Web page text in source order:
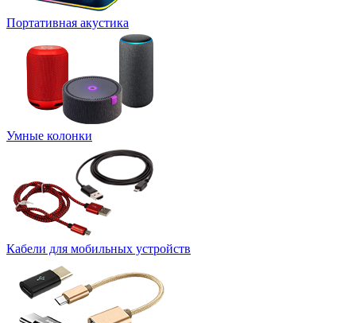
Портативная акустика
Умные колонки
Кабели для мобильных устройств